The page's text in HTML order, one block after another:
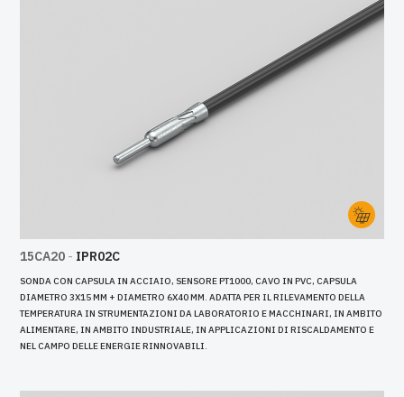
15CA20 - IPR02C
SONDA CON CAPSULA IN ACCIAIO, SENSORE PT1000, CAVO IN PVC, CAPSULA
DIAMETRO 3X15 MM + DIAMETRO 6X40 MM. ADATTA PER IL RILEVAMENTO DELLA
TEMPERATURA IN STRUMENTAZIONI DA LABORATORIO E MACCHINARI, IN AMBITO
ALIMENTARE, IN AMBITO INDUSTRIALE, IN APPLICAZIONI DI RISCALDAMENTO E
NEL CAMPO DELLE ENERGIE RINNOVABILI.